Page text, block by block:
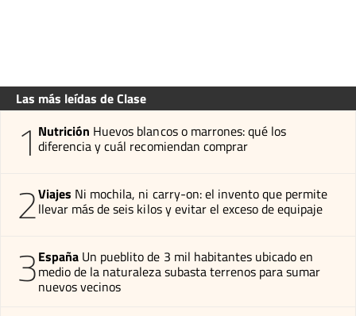
Las más leídas de Clase
1 Nutrición Huevos blancos o marrones: qué los
diferencia y cuál recomiendan comprar
2Viajes Ni mochila, ni carry-on: el invento que permite
llevar más de seis kilos y evitar el exceso de equipaje
3España Un pueblito de 3 mil habitantes ubicado en
medio de la naturaleza subasta terrenos para sumar
nuevos vecinos